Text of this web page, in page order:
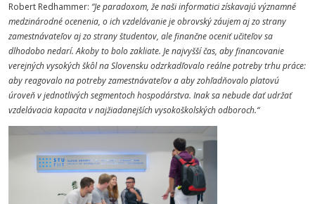
Robert Redhammer: “Je paradoxom, že naši informatici získavajú významné
medzinárodné ocenenia, o ich vzdelávanie je obrovský záujem aj zo strany
zamestnávateľov aj zo strany študentov, ale finančne oceniť učiteľov sa
dlhodobo nedarí. Akoby to bolo zakliate. Je najvyšší čas, aby financovanie
verejných vysokých škôl na Slovensku odzrkadľovalo reálne potreby trhu práce:
aby reagovalo na potreby zamestnávateľov a aby zohľadňovalo platovú
úroveň v jednotlivých segmentoch hospodárstva. Inak sa nebude dať udržať
vzdelávacia kapacita v najžiadanejších vysokoškolských odboroch.“